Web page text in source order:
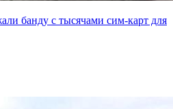
банду с тысячами сим-карт для